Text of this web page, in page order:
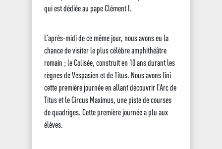
qui est dédiée au pape Clément I.
L’après-midi de ce même jour, nous avons eu la
chance de visiter le plus célèbre amphithéâtre
romain ; le Colisée, construit en 10 ans durant les
règnes de Vespasien et de Titus. Nous avons fini
cette première journée en allant découvrir l’Arc de
Titus et le Circus Maximus, une piste de courses
de quadriges. Cette première journée a plu aux
élèves.